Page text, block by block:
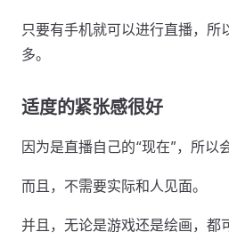
只要有手机就可以进行直播，所
多。
适度的紧张感很好
因为是直播自己的“现在”，所以
而且，不需要实际和人见面。
并且，无论是游戏还是绘画，都